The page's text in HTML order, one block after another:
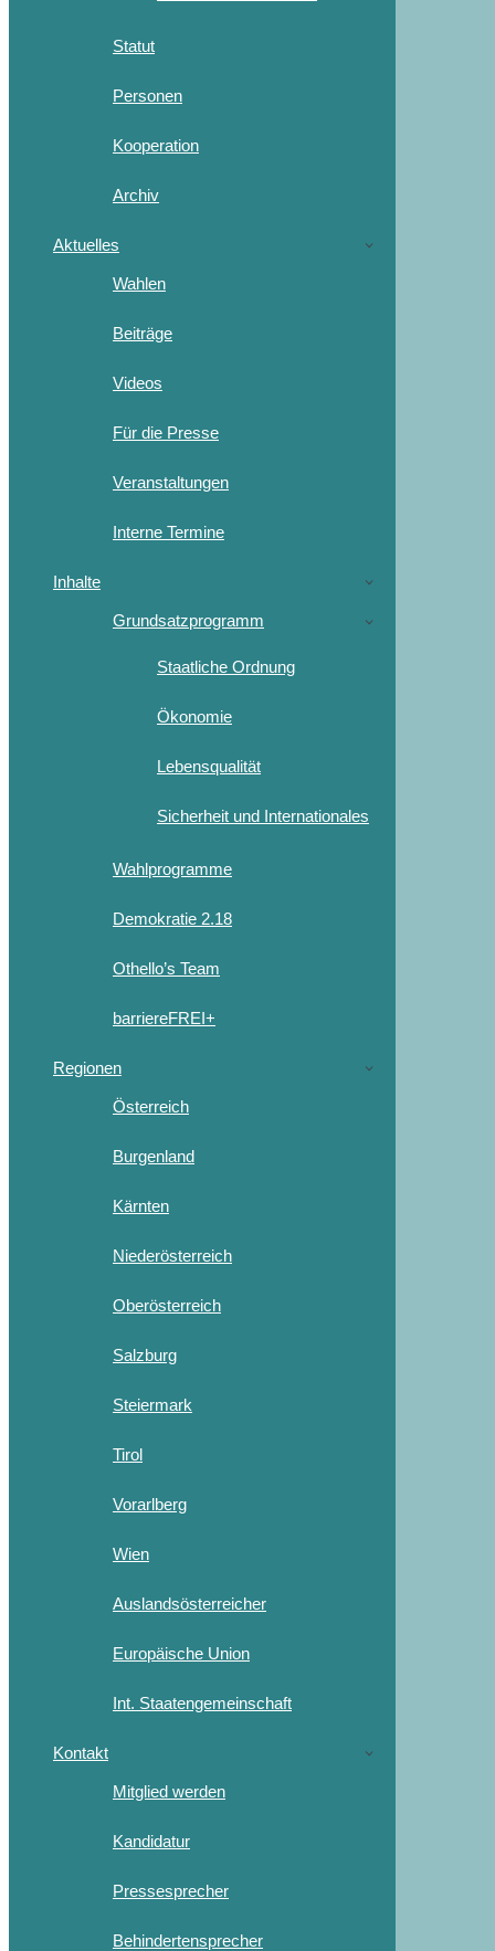
Statut
Personen
Kooperation
Archiv
Aktuelles
Wahlen
Beiträge
Videos
Für die Presse
Veranstaltungen
Interne Termine
Inhalte
Grundsatzprogramm
Staatliche Ordnung
Ökonomie
Lebensqualität
Sicherheit und Internationales
Wahlprogramme
Demokratie 2.18
Othello’s Team
barriereFREI+
Regionen
Österreich
Burgenland
Kärnten
Niederösterreich
Oberösterreich
Salzburg
Steiermark
Tirol
Vorarlberg
Wien
Auslandsösterreicher
Europäische Union
Int. Staatengemeinschaft
Kontakt
Mitglied werden
Kandidatur
Pressesprecher
Behindertensprecher